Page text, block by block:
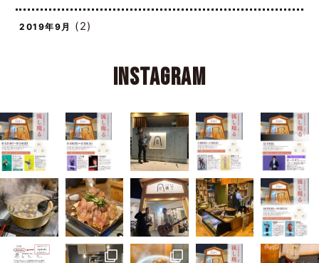
2019年10月(1)
Instagram